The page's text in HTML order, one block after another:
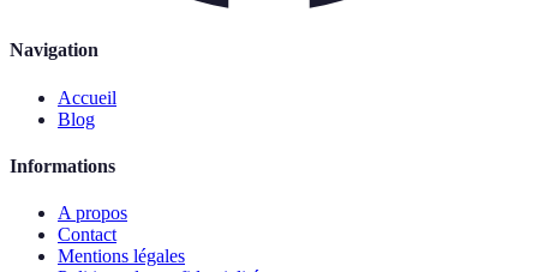
Navigation
Accueil
Blog
Informations
A propos
Contact
Mentions légales